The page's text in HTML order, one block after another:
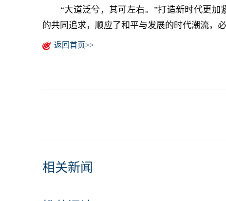
“大道泛兮，其可左右。”打造新时代更加
的共同追求，顺应了和平与发展的时代潮流，
返回首页>>
相关新闻